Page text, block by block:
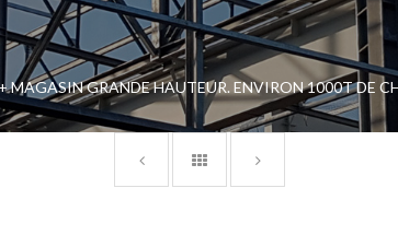
MAGASIN GRANDE HAUTEUR. ENVIRON 1000T DE